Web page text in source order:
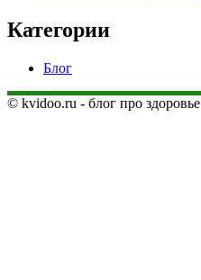
Категории
Блог
© kvidoo.ru - блог про здоровье